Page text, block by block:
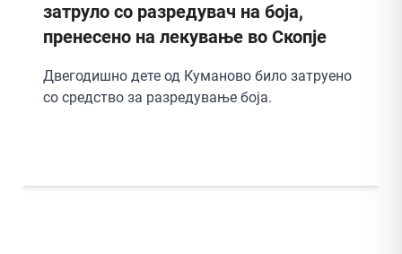
при обид за нелегален пренос на
девизи
Царинските службеници на граничниот
премин Табановце спречиле обид за